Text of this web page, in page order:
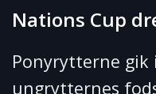
Nations Cup
Ponyrytterne gik
ungrytternes